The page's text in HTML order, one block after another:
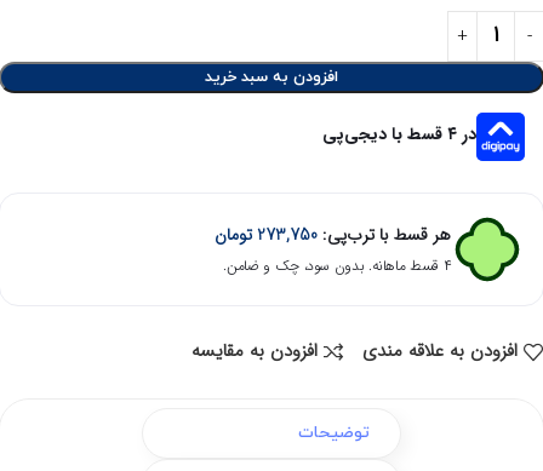
افزودن به سبد خرید
در ۴ قسط با دیجی‌پی
هر قسط با ترب‌پی: 273,750تومان
۴ قسط ماهانه. بدون سود، چک و ضامن.
افزودن به علاقه مندی افزودن به مقایسه
توضیحات